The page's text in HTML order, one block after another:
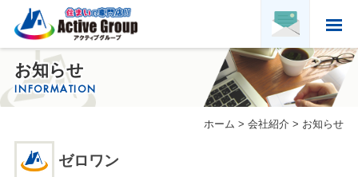
ホーム
HOME
アクティブグループについて
実績紹介
PORTFOLIO
お知らせ
INFORMATION
ホーム >会社紹介 > お知らせ
ゼロワン